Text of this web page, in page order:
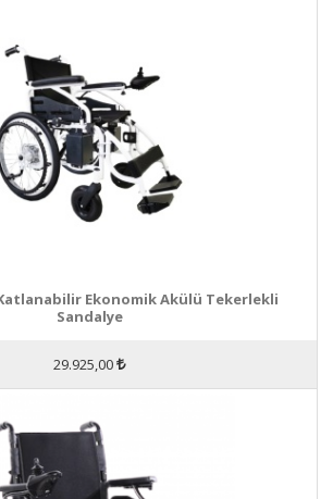
Katlanabilir Ekonomik Akülü Tekerlekli
Sandalye
29.925,00